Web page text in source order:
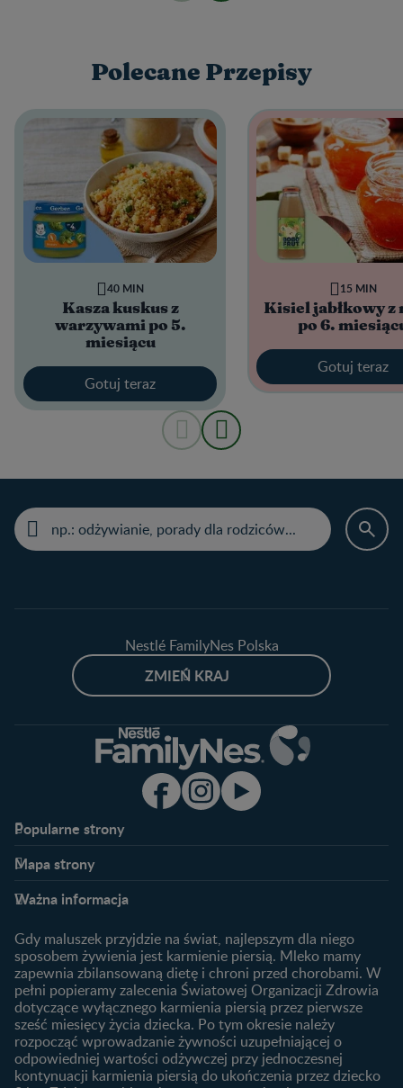
Polecane Przepisy
Kasza kuskus z
warzywami po 5.
miesiącu
40 MIN
Gotuj teraz
Kisiel jabłkowy z
po 6.
15 MIN
Gotuj teraz
Nestlé FamilyNes Polska
ZMIEŃ KRAJ
Popularne strony​
Kontakt
FAQ
Produkty
Wyszukiwarka produktów
Nasze marki
Mapa strony​
Plamienie implantacyjne –
Jak zaplanować płeć
dziecka?
Jak rozpoznać dni płodne?
Badania przed ciążą
Planowanie urlopu
macierzyńskiego
1. trymestr ciąży
2. trymestr ciąży
3. trymestr ciąży
Ważna informacja
Gdy maluszek przyjdzie na świat, najlepszym dla niego
sposobem żywienia jest karmienie piersią. Mleko mamy
zapewnia zbilansowaną dietę i chroni przed chorobami. W
pełni popieramy zalecenia Światowej Organizacji Zdrowia
dotyczące wyłącznego karmienia piersią przez pierwsze
sześć miesięcy życia dziecka. Po tym okresie należy
rozpocząć wprowadzanie żywności uzupełniającej o
odpowiedniej wartości odżywczej przy jednoczesnej
kontynuacji karmienia piersią do ukończenia przez dziecko